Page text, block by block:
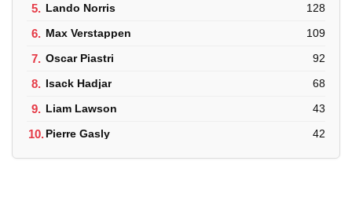
5. Lando Norris 128
6. Max Verstappen 109
7. Oscar Piastri 92
8. Isack Hadjar 68
9. Liam Lawson 43
10.Pierre Gasly 42